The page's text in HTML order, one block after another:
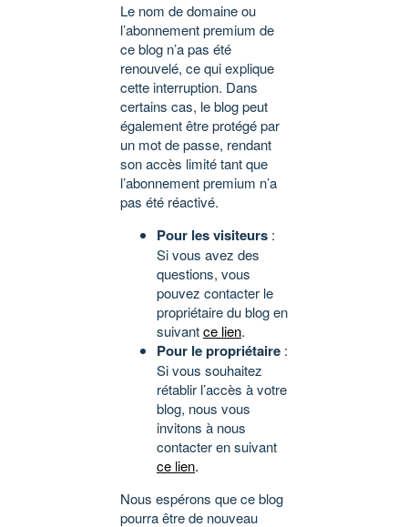
Le nom de domaine ou
l’abonnement premium de
ce blog n’a pas été
renouvelé, ce qui explique
cette interruption. Dans
certains cas, le blog peut
également être protégé par
un mot de passe, rendant
son accès limité tant que
l’abonnement premium n’a
pas été réactivé.
Pour les visiteurs :
Si vous avez des
questions, vous
pouvez contacter le
propriétaire du blog en
suivantce lien.
Pour le propriétaire :
Si vous souhaitez
rétablir l’accès à votre
blog, nous vous
invitons à nous
contacter en suivant
ce lien.
Nous espérons que ce blog
pourra être de nouveau